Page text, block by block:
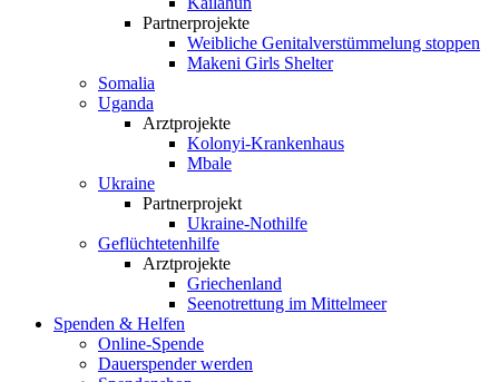
Partnerprojekte
Weibliche Genital­verstümmelung stoppen
Makeni Girls Shelter
Somalia
Uganda
Arztprojekte
Kolonyi-Krankenhaus
Mbale
Ukraine
Partnerprojekt
Ukraine-Nothilfe
Geflüchtetenhilfe
Arztprojekte
Griechenland
Seenotrettung im Mittelmeer
Spenden & Helfen
Online-Spende
Dauerspender werden